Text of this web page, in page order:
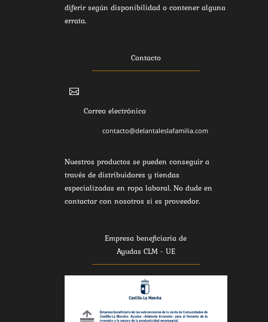
diferir según disponibilidad o contener alguna
errata.
Contacto

Correo electrónico
contacto@delantaleslafamilia.com
Nuestros productos se pueden conseguir a
través de distribuidores y tiendas
especializadas en ropa laboral. No dude en
contactar con nosotros si es proveedor.
Empresa beneficiaria de
Ayudas CLM - UE